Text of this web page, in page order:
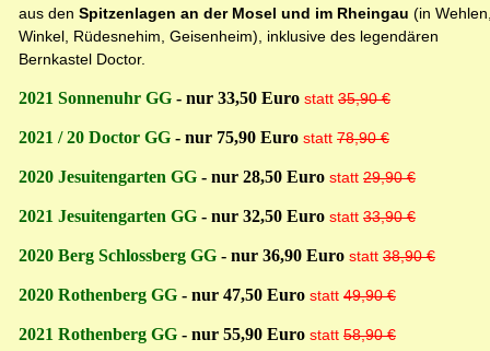
aus den Spitzenlagen an der Mosel und im Rheingau (in
Winkel, Rüdesnehim, Geisenheim), inklusive des legendären
Bernkastel Doctor.
2021 Sonnenuhr GG - nur 33,50 Euro statt 35,90 €
2021 / 20 Doctor GG - nur 75,90 Euro statt 78,90 €
2020 Jesuitengarten GG - nur 28,50 Euro statt 29,90 €
2021 Jesuitengarten GG - nur 32,50 Euro statt 33,90 €
2020 Berg Schlossberg GG - nur 36,90 Euro statt 38,90 €
2020 Rothenberg GG - nur 47,50 Euro statt 49,90 €
2021 Rothenberg GG - nur 55,90 Euro statt 58,90 €